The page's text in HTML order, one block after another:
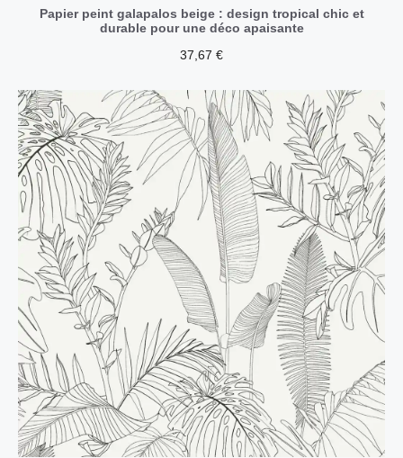
Papier peint galapalos beige : design tropical chic et
durable pour une déco apaisante
37,67 €